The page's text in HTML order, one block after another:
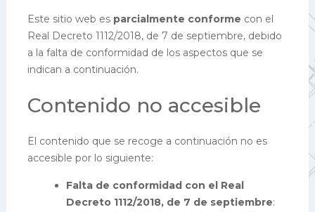
Este sitio web es parcialmente conforme con el
Real Decreto 1112/2018, de 7 de septiembre, debido
a la falta de conformidad de los aspectos que se
indican a continuación.
Contenido no accesible
El contenido que se recoge a continuación no es
accesible por lo siguiente:
Falta de conformidad con el Real
Decreto 1112/2018, de 7 de septiembre: